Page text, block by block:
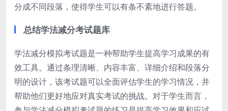
分成不同段落，使得学生可以有条不紊地进行答题。
总结学法减分考试题库
学法减分模拟考试题是一种帮助学生提高学习成果的有
效工具。通过条理清晰、内容丰富、详细介绍和段落分
明的设计，该考试题可以全面评估学生的学习情况，并
帮助他们更好地应对真实考试的挑战。对于学生而言，